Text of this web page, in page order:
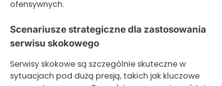
ofensywnych.
Scenariusze strategiczne dla zastosowania
serwisu skokowego
Serwisy skokowe są szczególnie skuteczne w
sytuacjach pod dużą presją, takich jak kluczowe